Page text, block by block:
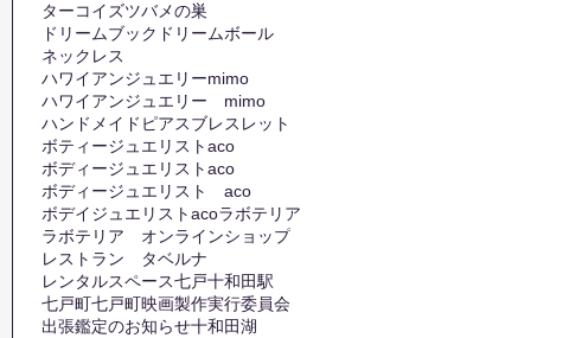
ターコイズツバメの巣
ドリームブック ドリームボール
ネックレス
ハワイアンジュエリーmimo
ハワイアンジュエリー mimo
ハンドメイド ピアスブレスレット
ボティージュエリストaco
ボディージュエリストaco
ボディージュエリスト aco
ボデイジュエリストacoラボテリア
ラボテリア オンラインショップ
レストラン タベルナ
レンタルスペース七戸十和田駅
七戸町七戸町映画製作実行委員会
出張鑑定のお知らせ十和田湖